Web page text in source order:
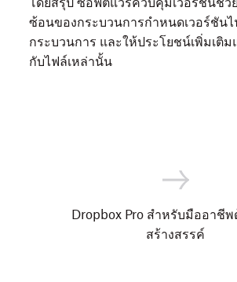
ซ้อนของกระบวนการกำหนดเวอร์ชัน
กระบวนการ และให้ประโยชน์เพิ่มเติ
กับไฟล์เหล่านั้น
Dropbox Pro สำหรับมืออาชี
สร้างสรรค์